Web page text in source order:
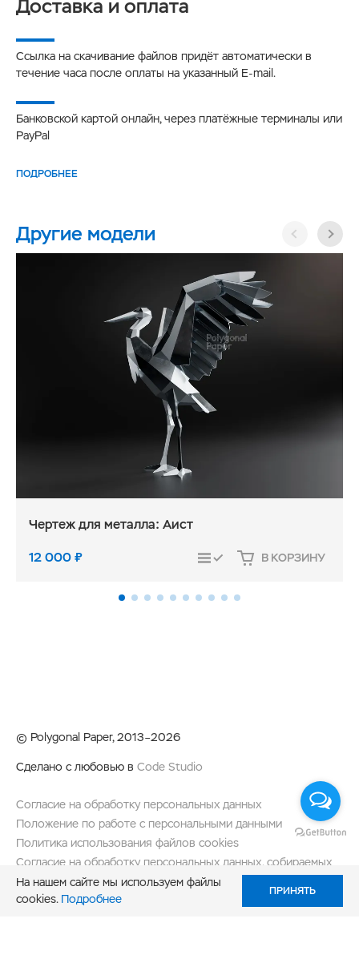
Доставка и оплата
Ссылка на скачивание файлов придёт автоматически в
течение часа после оплаты на указанный E-mail.
Банковской картой онлайн, через платёжные терминалы или
PayPal
ПОДРОБНЕЕ
Другие модели
Чертеж для металла: Аист
12 000₽ СРАВНИТЬ В КОРЗИНУ
© Polygonal Paper, 2013–2026
Сделано с любовью в Code Studio
Согласие на обработку персональных данных
Положение по работе с персональными данными
Политика использования файлов cookies
Согласие на обработку персональных данных, собираемых
метрическими системами
На нашем сайте мы используем файлы
cookies. Подробнее
ПРИНЯТЬ